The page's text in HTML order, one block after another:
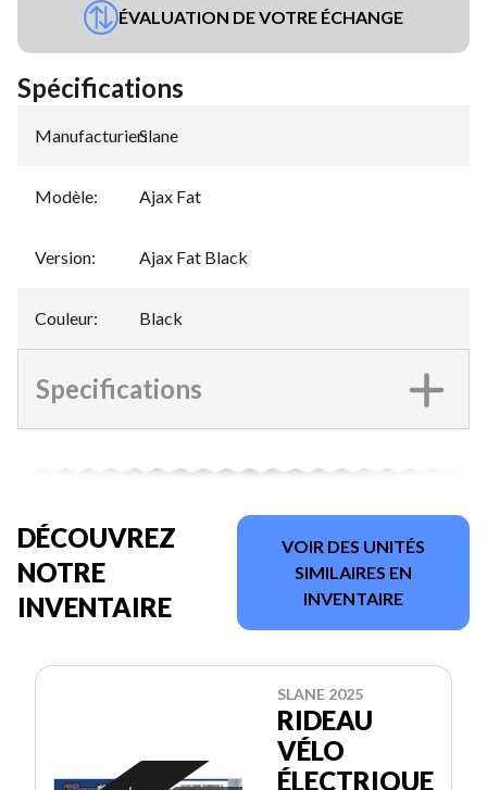
ÉVALUATION DE VOTRE ÉCHANGE
Spécifications
Manufacturier:
Slane
Modèle: Ajax Fat
Version: Ajax Fat Black
Couleur: Black
Specifications
DÉCOUVREZ
NOTRE
INVENTAIRE
VOIR DES UNITÉS
SIMILAIRES EN
INVENTAIRE
SLANE 2025
RIDEAU
VÉLO
ÉLECTRIQUE